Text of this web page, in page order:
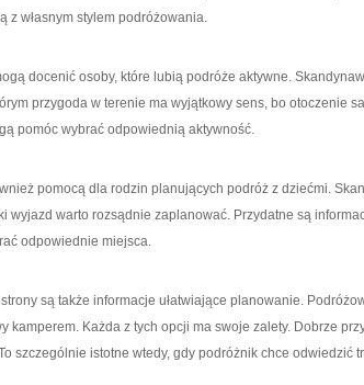
z własnym stylem podróżowania.
docenić osoby, które lubią podróże aktywne.
przygoda w terenie ma wyjątkowy sens, bo otoczenie
pomóc wybrać odpowiednią aktywność.
pomocą dla rodzin planujących podróż z dziećmi.
wyjazd warto rozsądnie zaplanować. Przydatne są
odpowiednie miejsca.
są także informacje ułatwiające planowanie.
kamperem. Każda z tych opcji ma swoje zalety. Dobrze
szczególnie istotne wtedy, gdy podróżnik chce odwiedzić